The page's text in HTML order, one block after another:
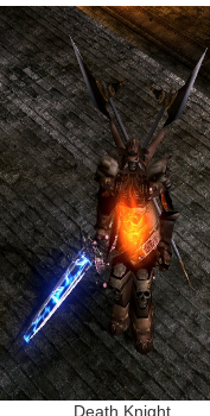
Death Knight